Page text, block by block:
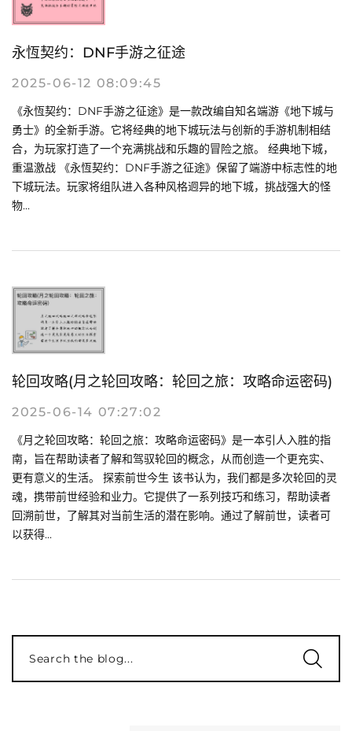
永恆契约：DNF手游之征途
2025-06-12 08:09:45
《永恆契约：DNF手游之征途》是一款改编自知名端游《地下城与
勇士》的全新手游。它将经典的地下城玩法与创新的手游机制相结
合，为玩家打造了一个充满挑战和乐趣的冒险之旅。 经典地下城，
重温激战 《永恆契约：DNF手游之征途》保留了端游中标志性的地
下城玩法。玩家将组队进入各种风格迥异的地下城，挑战强大的怪
物...
轮回攻略(月之轮回攻略：轮回之旅：攻略命运密码)
2025-06-14 07:27:02
《月之轮回攻略：轮回之旅：攻略命运密码》是一本引人入胜的指
南，旨在帮助读者了解和驾驭轮回的概念，从而创造一个更充实、
更有意义的生活。 探索前世今生 该书认为，我们都是多次轮回的灵
魂，携带前世经验和业力。它提供了一系列技巧和练习，帮助读者
回溯前世，了解其对当前生活的潜在影响。通过了解前世，读者可
以获得...
Search the blog...